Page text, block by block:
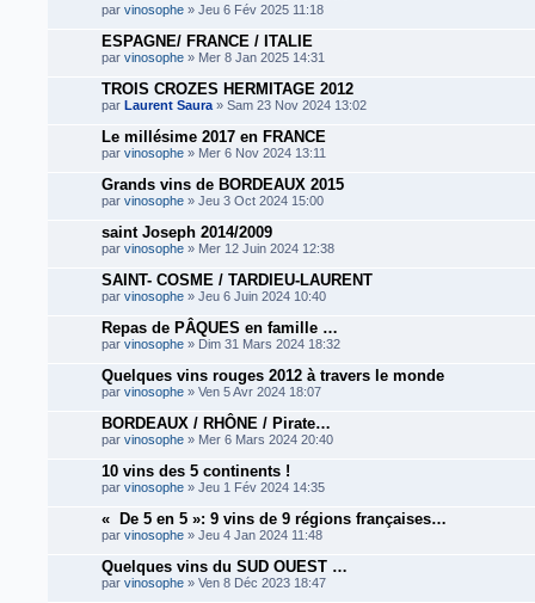
par vinosophe » Jeu 6 Fév 2025 11:18
ESPAGNE/ FRANCE / ITALIE
par vinosophe » Mer 8 Jan 2025 14:31
TROIS CROZES HERMITAGE 2012
par Laurent Saura » Sam 23 Nov 2024 13:02
Le millésime 2017 en FRANCE
par vinosophe » Mer 6 Nov 2024 13:11
Grands vins de BORDEAUX 2015
par vinosophe » Jeu 3 Oct 2024 15:00
saint Joseph 2014/2009
par vinosophe » Mer 12 Juin 2024 12:38
SAINT- COSME / TARDIEU-LAURENT
par vinosophe » Jeu 6 Juin 2024 10:40
Repas de PÂQUES en famille …
par vinosophe » Dim 31 Mars 2024 18:32
Quelques vins rouges 2012 à travers le monde
par vinosophe » Ven 5 Avr 2024 18:07
BORDEAUX / RHÔNE / Pirate…
par vinosophe » Mer 6 Mars 2024 20:40
10 vins des 5 continents !
par vinosophe » Jeu 1 Fév 2024 14:35
« De 5 en 5 »: 9 vins de 9 régions françaises…
par vinosophe » Jeu 4 Jan 2024 11:48
Quelques vins du SUD OUEST …
par vinosophe » Ven 8 Déc 2023 18:47